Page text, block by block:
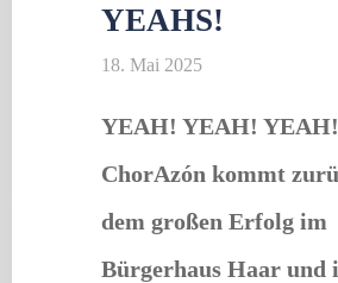
YEAHS!
18. Mai 2025
YEAH! YEAH!
ChorAzón kommt
dem großen Erfolg im
Bürgerhaus Haar und